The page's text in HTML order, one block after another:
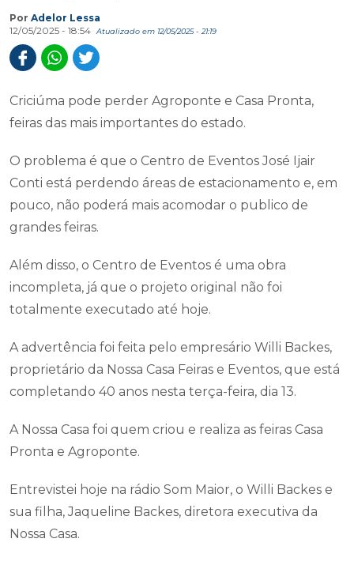
Por Adelor Lessa
12/05/2025 - 18:54
Atualizado em 12/05/2025 - 21:19
Criciúma pode perder Agroponte e Casa Pronta,
feiras das mais importantes do estado.
O problema é que o Centro de Eventos José Ijair
Conti está perdendo áreas de estacionamento e, em
pouco, não poderá mais acomodar o publico de
grandes feiras.
Além disso, o Centro de Eventos é uma obra
incompleta, já que o projeto original não foi
totalmente executado até hoje.
A advertência foi feita pelo empresário Willi Backes,
proprietário da Nossa Casa Feiras e Eventos, que está
completando 40 anos nesta terça-feira, dia 13.
A Nossa Casa foi quem criou e realiza as feiras Casa
Pronta e Agroponte.
Entrevistei hoje na rádio Som Maior, o Willi Backes e
sua filha, Jaqueline Backes, diretora executiva da
Nossa Casa.